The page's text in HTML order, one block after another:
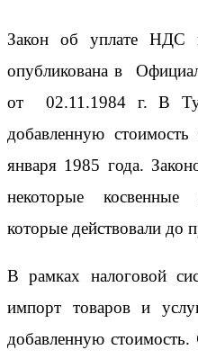
Закон об уплате
опубликована в
от 02.11.1984 г. В
добавленную
января 1985 года.
некоторые
которые действовали до
В рамках налоговой
импорт товаров и
добавленную стоимость.